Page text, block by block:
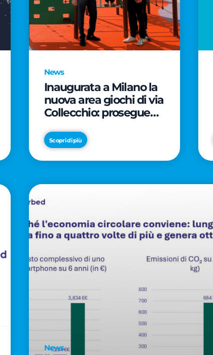
News
Inaugurata a Milano la
nuova area giochi di via
Collecchio: prosegue
SmartCityLife per gli
spazi pubblici del
Municipio 8
Scopri di più
News